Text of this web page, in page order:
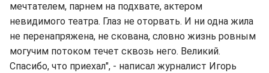
мечтателем, парнем на подхвате, актером
невидимого театра. Глаз не оторвать. И ни одна жила
не перенапряжена, не скована, словно жизнь ровным
могучим потоком течет сквозь него. Великий.
Спасибо, что приехал", - написал журналист Игорь